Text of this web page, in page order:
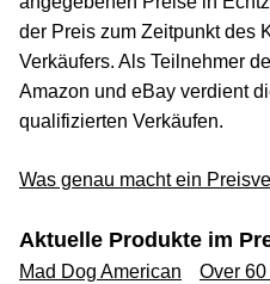
der Preis zum Zeitpunkt des
Verkäufers. Als Teilnehmer
Amazon und eBay verdient
qualifizierten Verkäufen.
Was genau macht ein
Aktuelle Produkte im
Mad Dog American
Over 60